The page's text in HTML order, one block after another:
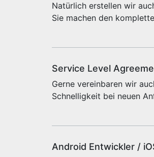
Natürlich erstellen wir
Sie machen den
Service Level
Gerne vereinbaren wir
Schnelligkeit bei neuen
Android Entwickler /